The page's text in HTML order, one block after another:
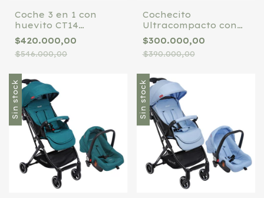
Coche 3 en 1 con
huevito CT14
Tinokids Beige
$420.000,00
$546.000,00
Cochecito
Ultracompacto con
Huevito T-Flex
Bebesit Azul Bebesit
$300.000,00
$390.000,00
Sin stock Sin stock